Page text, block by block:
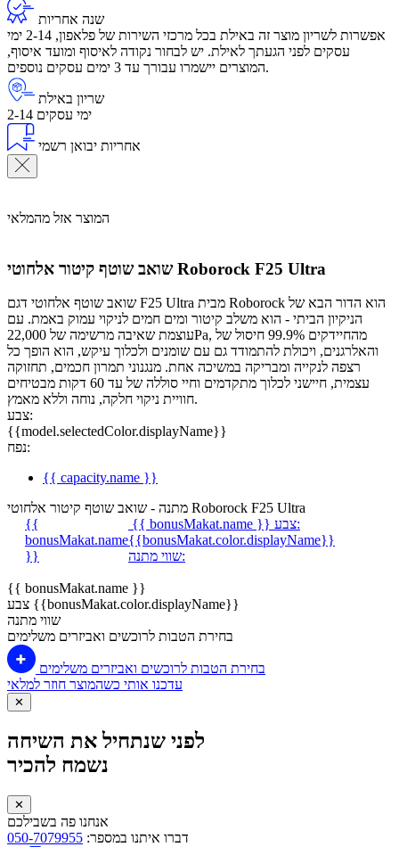
שנה אחריות
אפשרות לשריון מוצר זה באילת בכל מרכזי השירות של פלאפון, 2-14 ימי
עסקים לפני הגעתך לאילת. יש לבחור נקודה לאיסוף ומועד איסוף,
המוצרים יישמרו עבורך עד 3 ימים עסקים נוספים.
שריון באילת
2-14 ימי עסקים
אחריות יבואן רשמי
המוצר אזל מהמלאי
שואב שוטף קיטור אלחוטי Roborock F25 Ultra
שואב שוטף אלחוטי דגם F25 Ultra מבית Roborock הוא הדור הבא של
הניקיון הביתי - הוא משלב קיטור ומים חמים לניקוי עמוק באמת. עם
עוצמת שאיבה מרשימה של 22,000Pa, חיסול של ‎99.9%‎ מהחיידקים
והאלרגנים, ויכולת להתמודד גם עם שומנים ולכלוך עיקש, הוא הופך כל
רצפה לנקייה ומבריקה במשיכה אחת. מנגנוני תמרון חכמים, תחזוקה
עצמית, חיישני לכלוך מתקדמים וחיי סוללה של עד 60 דקות מבטיחים
חוויית ניקוי חלקה, נוחה וללא מאמץ.
צבע:
{{model.selectedColor.displayName}}
נפח:
{{ capacity.name }}
מתנה - שואב שוטף קיטור אלחוטי Roborock F25 Ultra
{{
bonusMakat.name
}}
{{ bonusMakat.name }}
צבע:
{{bonusMakat.color.displayName}}
שווי מתנה:
{{ bonusMakat.name }}
צבע {{bonusMakat.color.displayName}}
שווי מתנה
בחירת הטבות לרוכשים ואביזרים משלימים
בחירת הטבות לרוכשים ואביזרים משלימים
עדכנו אותי כשהמוצר חוזר למלאי
✕
לפני שנתחיל את השיחה
נשמח להכיר
✕
אנחנו פה בשבילכם
דברו איתנו במספר: 050-7079955